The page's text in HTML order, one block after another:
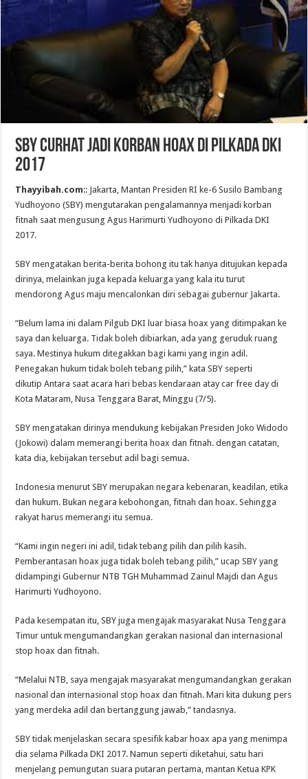
SBY Curhat Jadi Korban Hoax di Pilkada DKI
2017
Thayyibah.com:: Jakarta, Mantan Presiden RI ke-6 Susilo Bambang
Yudhoyono (SBY) mengutarakan pengalamannya menjadi korban
fitnah saat mengusung Agus Harimurti Yudhoyono di Pilkada DKI
2017.
SBY mengatakan berita-berita bohong itu tak hanya ditujukan kepada
dirinya, melainkan juga kepada keluarga yang kala itu turut
mendorong Agus maju mencalonkan diri sebagai gubernur Jakarta.
“Belum lama ini dalam Pilgub DKI luar biasa hoax yang ditimpakan ke
saya dan keluarga. Tidak boleh dibiarkan, ada yang geruduk ruang
saya. Mestinya hukum ditegakkan bagi kami yang ingin adil.
Penegakan hukum tidak boleh tebang pilih,” kata SBY seperti
dikutip Antara saat acara hari bebas kendaraan atay car free day di
Kota Mataram, Nusa Tenggara Barat, Minggu (7/5).
SBY mengatakan dirinya mendukung kebijakan Presiden Joko Widodo
(Jokowi) dalam memerangi berita hoax dan fitnah. dengan catatan,
kata dia, kebijakan tersebut adil bagi semua.
Indonesia menurut SBY merupakan negara kebenaran, keadilan, etika
dan hukum. Bukan negara kebohongan, fitnah dan hoax. Sehingga
rakyat harus memerangi itu semua.
“Kami ingin negeri ini adil, tidak tebang pilih dan pilih kasih.
Pemberantasan hoax juga tidak boleh tebang pilih,” ucap SBY yang
didampingi Gubernur NTB TGH Muhammad Zainul Majdi dan Agus
Harimurti Yudhoyono.
Pada kesempatan itu, SBY juga mengajak masyarakat Nusa Tenggara
Timur untuk mengumandangkan gerakan nasional dan internasional
stop hoax dan fitnah.
“Melalui NTB, saya mengajak masyarakat mengumandangkan gerakan
nasional dan internasional stop hoax dan fitnah. Mari kita dukung pers
yang merdeka adil dan bertanggung jawab,” tandasnya.
SBY tidak menjelaskan secara spesifik kabar hoax apa yang menimpa
dia selama Pilkada DKI 2017. Namun seperti diketahui, satu hari
menjelang pemungutan suara putaran pertama, mantan Ketua KPK